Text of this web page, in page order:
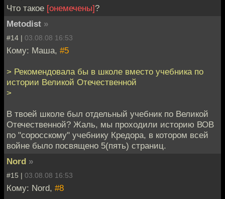
Что такое [онемечены]?
Metodist »
#14 | 03.08.08 16:53
Кому: Маша, #5
> Рекомендовала бы в школе вместо учебника по
истории Великой Отечественной
>
В твоей школе был отдельный учебник по Великой
Отечественной? Жаль, мы проходили историю ВОВ
по "соросскому" учебнику Кредора, в котором всей
войне было посвящено 5(пять) страниц.
Nord »
#15 | 03.08.08 16:53
Кому: Nord, #8